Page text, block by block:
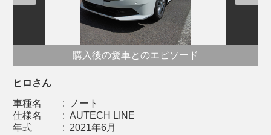
購入後の愛車とのエピソード
ヒロさん
車種名 :
ノート
仕様名
: AUTECH LINE
年式
: 2021年6月